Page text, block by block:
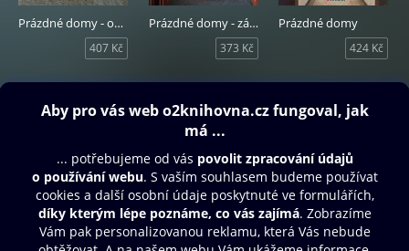
Prázdné domy - obytné a industriální
407 Kč
Prázdné domy - zámky a vily
373 Kč
Prázdné domy
424 Kč
Obsah ke stažení
Další zábava